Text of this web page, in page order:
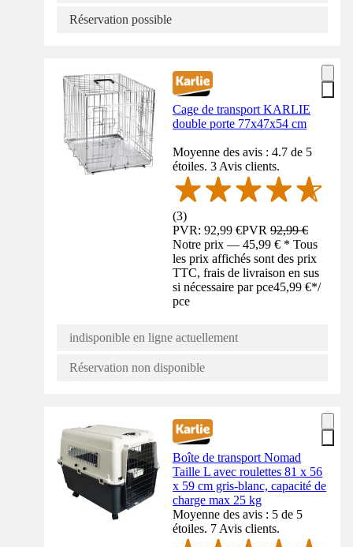
Réservation possible
Cage de transport KARLIE
double porte 77x47x54 cm
Moyenne des avis : 4.7 de 5
étoiles. 3 Avis clients.
(3)
PVR: 92,99 €PVR92,99 €
Notre prix — 45,99 € * Tous
les prix affichés sont des prix
TTC, frais de livraison en sus
si nécessaire par pce45,99 €*/
pce
indisponible en ligne actuellement
Réservation non disponible
Boîte de transport Nomad
Taille L avec roulettes 81 x 56
x 59 cm gris-blanc, capacité de
charge max 25 kg
Moyenne des avis : 5 de 5
étoiles. 7 Avis clients.